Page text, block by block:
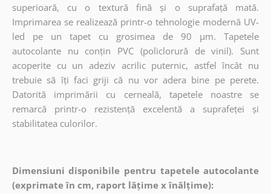
superioară, cu o textură fină și o suprafață mată.
Imprimarea se realizează printr-o tehnologie modernă UV-
led pe un tapet cu grosimea de 90 µm. Tapetele
autocolante nu conțin PVC (policlorură de vinil). Sunt
acoperite cu un adeziv acrilic puternic, astfel încât nu
trebuie să îți faci griji că nu vor adera bine pe perete.
Datorită imprimării cu cerneală, tapetele noastre se
remarcă printr-o rezistență excelentă a suprafeței și
stabilitatea culorilor.
Dimensiuni disponibile pentru tapetele autocolante
(exprimate în cm, raport lățime x înălțime):